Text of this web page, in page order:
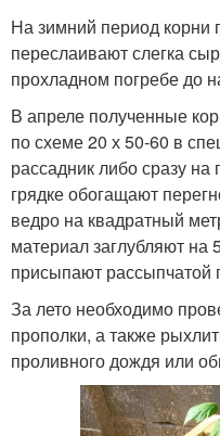
На зимний период
переслаивают слегка
прохладном погребе до
В апреле полученные
по схеме 20 х 50-60 в
рассадник либо сразу
грядке обогащают
ведро на квадратный
материал заглубляют на
присыпают рассыпчатой
За лето необходимо
прополки, а также
проливного дождя или